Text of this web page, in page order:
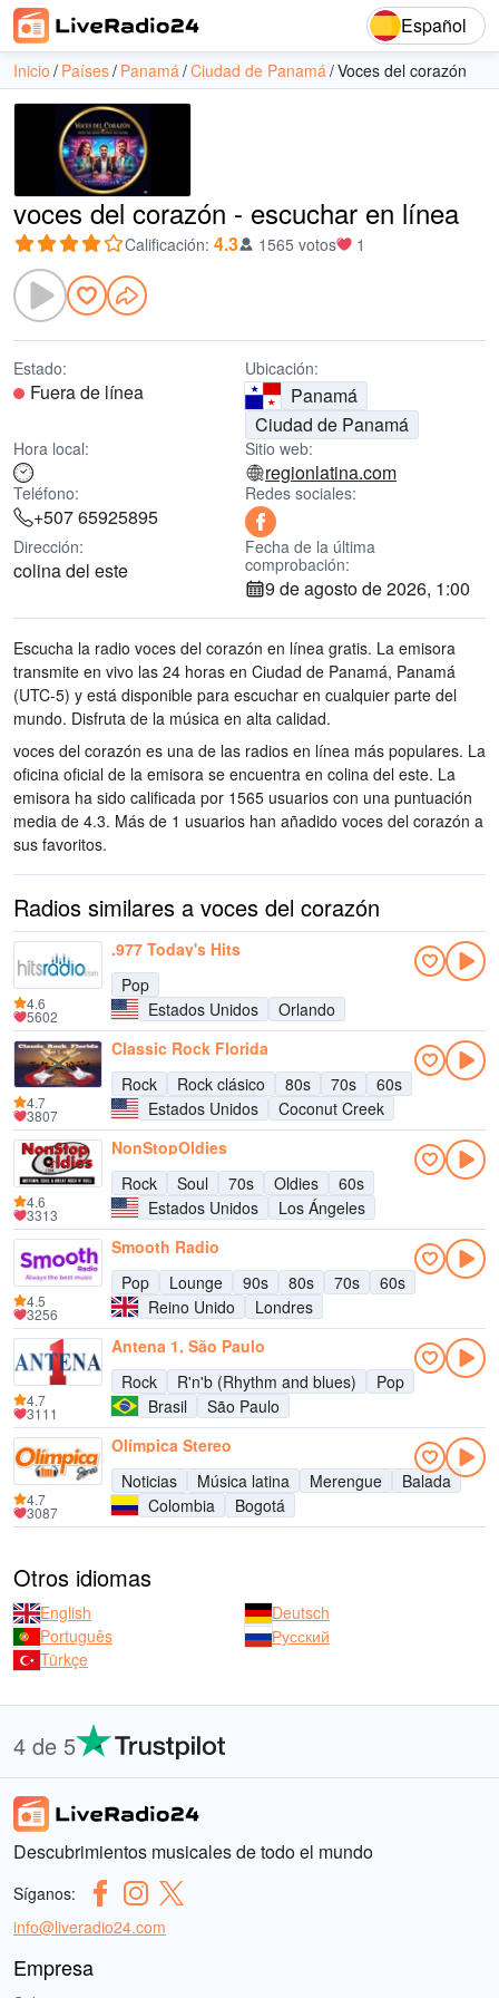
Español
Inicio Países Panamá Ciudad de Panamá Voces del corazón
voces del corazón - escuchar en línea
Calificación: 4.3 1565 votos 1
Estado:
Fuera de línea
Ubicación:
Panamá
Ciudad de Panamá
Hora local: Sitio web:
regionlatina.com
Teléfono:
+507 65925895
Redes sociales:
Dirección:
colina del este
Fecha de la última
comprobación:
9 de agosto de 2026, 1:00
Escucha la radio voces del corazón en línea gratis. La emisora
transmite en vivo las 24 horas en Ciudad de Panamá, Panamá
(UTC-5) y está disponible para escuchar en cualquier parte del
mundo. Disfruta de la música en alta calidad.
voces del corazón es una de las radios en línea más populares. La
oficina oficial de la emisora se encuentra en colina del este. La
emisora ha sido calificada por 1565 usuarios con una puntuación
media de 4.3. Más de 1 usuarios han añadido voces del corazón a
sus favoritos.
Radios similares a voces del corazón
.977 Today's Hits
Pop
Estados Unidos
Orlando
4.6
5602
Classic Rock Florida
Rock
Rock clásico 80s 70s
60s
Estados Unidos
Coconut Creek
4.7
3807
NonStopOldies
Rock
Soul 70s Oldies
60s
Estados Unidos
Los Ángeles
4.6
3313
Smooth Radio
Pop
Lounge 90s 80s 70s
60s
Reino Unido
Londres
4.5
3256
Antena 1, São Paulo
Rock
R'n'b (Rhythm and blues)
Pop
Brasil
São Paulo
4.7
3111
Olímpica Stereo
Noticias
Música latina Merengue
Balada
Colombia
Bogotá
4.7
3087
Otros idiomas
English
Deutsch
Português
Русский
Türkçe
4 de 5
Descubrimientos musicales de todo el mundo
Síganos:
info@liveradio24.com
Empresa